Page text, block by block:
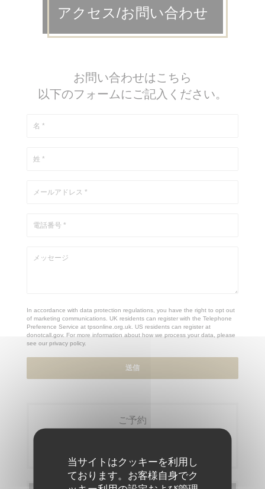
当サイトはクッキーを利用し
ております。お客様自身でク
アクセス/お問い合わせ
お問い合わせはこちら
以下のフォームにご記入ください。
In accordance with data protection regulations, you have the right to opt out
of marketing communications. UK residents can register with the Telephone
Preference Service at tpsonline.org.uk . US residents can register at
donotcall.gov. For more information about how we process your data, please
see our privacy policy.
ご予約